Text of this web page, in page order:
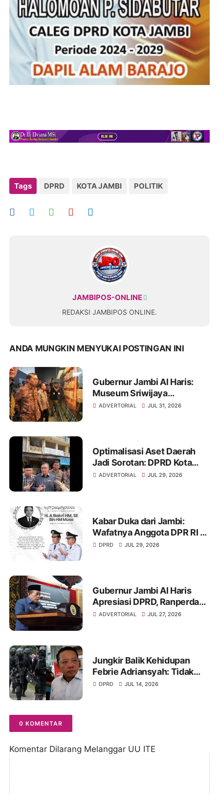
Tags DPRD KOTA JAMBI POLITIK
JAMBIPOS-ONLINE
REDAKSI JAMBIPOS ONLINE.
ANDA MUNGKIN MENYUKAI POSTINGAN INI
Gubernur Jambi Al Haris:
Museum Sriwijaya
Dharmakirti Rekam Jejak
ADVERTORIAL JUL 31, 2026
Optimalisasi Aset Daerah
Jadi Sorotan: DPRD Kota
Jambi Temukan Banyak
ADVERTORIAL JUL 29, 2026
Kabar Duka dari Jambi:
Wafatnya Anggota DPR RI H.
A. Bakri HM, Jejak
DPRD JUL 29, 2026
Gubernur Jambi Al Haris
Apresiasi DPRD, Ranperda
Pertanggungjawaban APBD
ADVERTORIAL JUL 27, 2026
Jungkir Balik Kehidupan
Febrie Adriansyah: Tidak
Lagi Dapat Pengamanan dari
DPRD JUL 14, 2026
0 KOMENTAR
Komentar Dilarang Melanggar UU ITE